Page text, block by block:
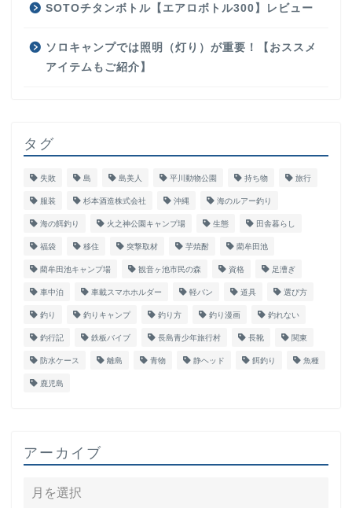
SOTOチタンボトル【エアロボトル300】レビュー
ソロキャンプでは照明（灯り）が重要！【おススメ
アイテムもご紹介】
タグ
失敗 島 島美人 平川動物公園 持ち物 旅行
服装 杉本酒造株式会社 沖縄 海のルアー釣り
海の餌釣り 火之神公園キャンプ場 生態 田舎暮らし
福袋 移住 突撃取材 芋焼酎 藺牟田池
藺牟田池キャンプ場 観音ヶ池市民の森 資格 足漕ぎ
車中泊 車載スマホホルダー 軽バン 道具 選び方
釣り 釣りキャンプ 釣り方 釣り漫画 釣れない
釣行記 鉄板バイブ 長島青少年旅行村 長靴 関東
防水ケース 離島 青物 静ヘッド 餌釣り 魚種
鹿児島
アーカイブ